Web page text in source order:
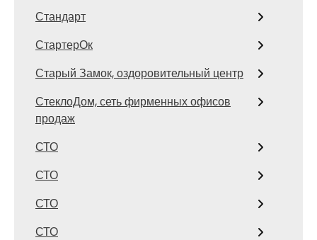
Стандарт
СтартерОк
Старый Замок, оздоровительный центр
СтеклоДом, сеть фирменных офисов
продаж
СТО
СТО
СТО
СТО